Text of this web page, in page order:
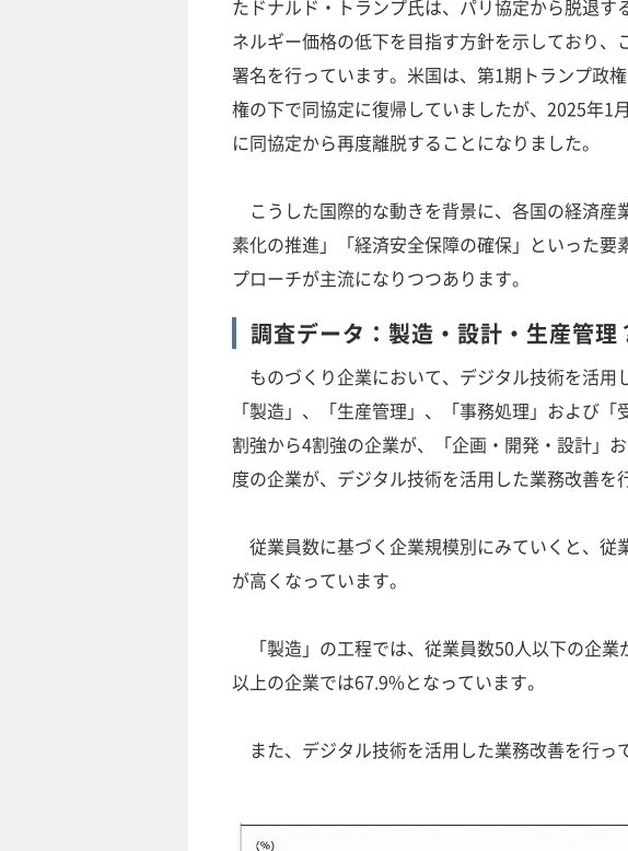
たドナルド・トランプ氏は、パリ協定から脱退
ネルギー価格の低下を目指す方針を示しており
署名を行っています。米国は、第1期トランプ政
権の下で同協定に復帰していましたが、2025年1
に同協定から再度離脱することになりました。
こうした国際的な動きを背景に、各国の経済産
素化の推進」「経済安全保障の確保」といった
プローチが主流になりつつあります。
調査データ：製造・設計・生産管理
ものづくり企業において、デジタル技術を活用
「製造」、「生産管理」、「事務処理」および
割強から4割強の企業が、「企画・開発・設計」
度の企業が、デジタル技術を活用した業務改善を
従業員数に基づく企業規模別にみていくと、従
が高くなっています。
「製造」の工程では、従業員数50人以下の企
以上の企業では67.9%となっています。
また、デジタル技術を活用した業務改善を行っ